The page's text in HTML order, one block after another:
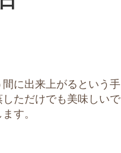
に出来上がるという手
ただけでも美味しいで
す。